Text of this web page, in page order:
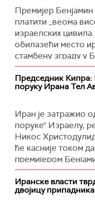
(Reuters)
Премијер Бенјамин
платити „веома
израелских цивила.
обилазећи место
стамбену зграду у
Израелаца
"Иран ће платити
убиство цивила -
ударићемо их
Нетанјаху.
Председник Кипра:
поруку Ирана Тел
Иран је затражио
поруке" Израелу,
Никос
ће касније током
премијером
Није рекао од
у њима, иако су
кипарски министар
Иранске власти
двојицу